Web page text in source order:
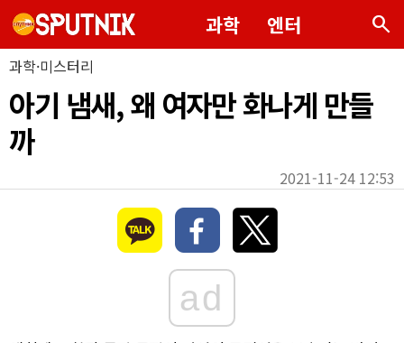
과학 엔터 search
과학·미스터리
아기 냄새, 왜 여자만 화나게 만들
까
2021-11-24 12:53
ad